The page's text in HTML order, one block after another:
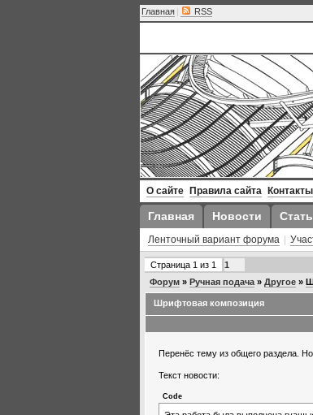
Главная | RSS
О сайте Правила сайта Контакты
Главная Новости
Ленточный вариант форума
Страница 1 из 1
1
Форум » Ручная подача » Другое »
Шрифтовая композиция
Перенёс тему из общего раздела.
Текст новости:
Code